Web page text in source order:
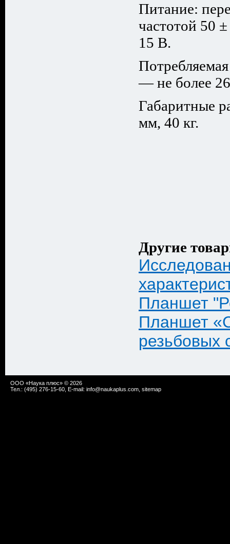
Питание:
частотой 50
15 В.
— не более
Габаритные
мм, 40 кг.
Другие
Планшет
Планшет
резьбовых
ООО «Наука плюс» © 2026
Тел.: (495) 276-15-60, E-mail: info@naukaplus.com sitemap